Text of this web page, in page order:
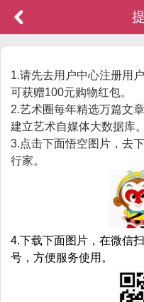
1.请先去用户中心注册用
可获赠100元购物红包。
2.艺术圈每年精选万篇文
建立艺术自媒体大数据库。
3.点击下面悟空图片，去
行家。
4.下载下面图片，在微信
号，方便服务使用。